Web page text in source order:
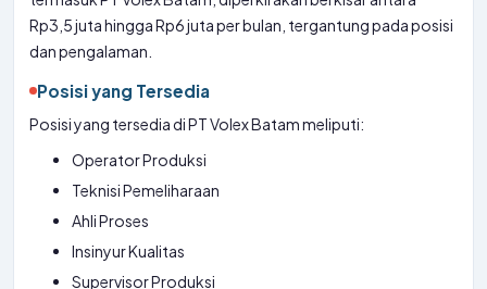
Rp3,5 juta hingga Rp6 juta per bulan, tergantung pada posisi
dan pengalaman.
Posisi yang Tersedia
Posisi yang tersedia di PT Volex Batam meliputi:
Operator Produksi
Teknisi Pemeliharaan
Ahli Proses
Insinyur Kualitas
Supervisor Produksi